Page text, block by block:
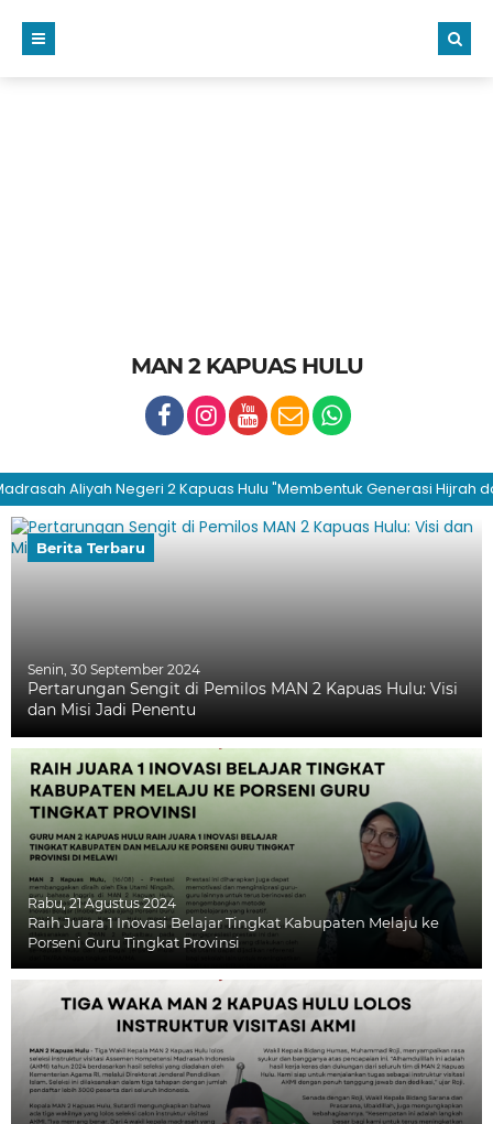
MAN 2 KAPUAS HULU
Aliyah Negeri 2 Kapuas Hulu "Membentuk Generasi Hijrah dan
Berita Terbaru
Senin, 30 September 2024
Pertarungan Sengit di Pemilos MAN 2 Kapuas Hulu: Visi
dan Misi Jadi Penentu
Rabu, 21 Agustus 2024
Raih Juara 1 Inovasi Belajar Tingkat Kabupaten Melaju ke
Porseni Guru Tingkat Provinsi